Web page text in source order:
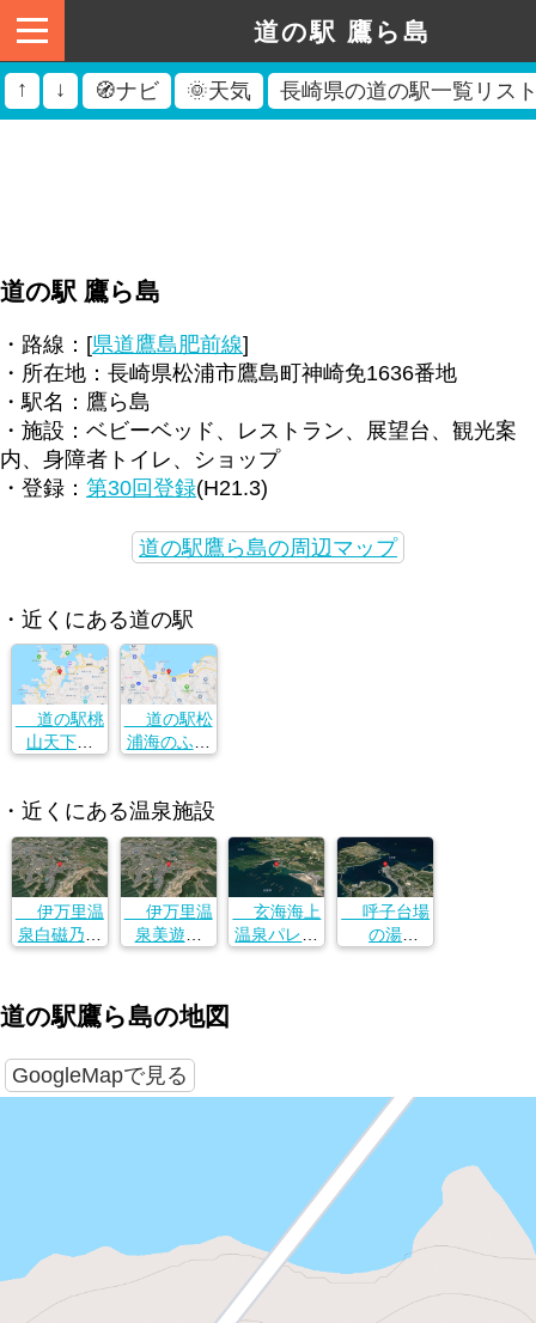
道の駅 鷹ら島
↑ ↓ 🧭ナビ 🌞天気 長崎県の道の駅一覧リス
道の駅 鷹ら島
・路線：[県道鷹島肥前線]
・所在地：長崎県松浦市鷹島町神崎免1636番地
・駅名：鷹ら島
・施設：ベビーベッド、レストラン、展望台、観光案
内、身障者トイレ、ショップ
・登録： 第30回登録(H21.3)
道の駅鷹ら島の周辺マップ
・近くにある道の駅
道の駅桃
山天下市
崎免1636番
地
道の駅松
浦海のふる
市鷹島町神
崎免1636番
地
・近くにある温泉施設
伊万里温
泉白磁乃湯
２４０２−１
伊万里温
泉美遊館
２４０２−１
玄海海上
温泉パレア
呼子台場
の湯
道の駅鷹ら島の地図
GoogleMapで見る